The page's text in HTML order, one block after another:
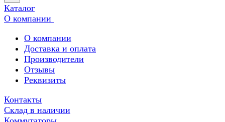
Каталог
О компании
О компании
Доставка и оплата
Производители
Отзывы
Реквизиты
Контакты
Склад в наличии